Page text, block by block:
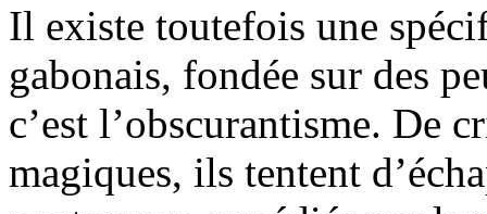
Il existe toutefois une
gabonais, fondée sur des
c’est l’obscurantisme. De
magiques, ils tentent